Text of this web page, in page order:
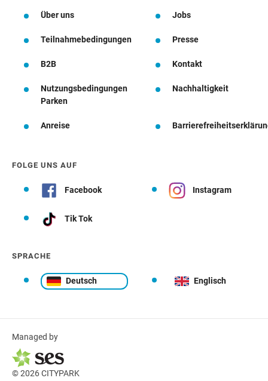
Über uns Jobs
Teilnahmebedingungen Presse
B2B Kontakt
Nutzungsbedingungen
Parken
Nachhaltigkeit
Anreise
FOLGE UNS AUF
Facebook Instagram
Tik Tok
SPRACHE
Deutsch Englisch
Managed by
© 2026 CITYPARK